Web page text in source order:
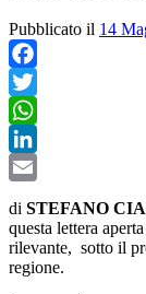
Pubblicato il 14
Facebook
Twitter
WhatsApp
LinkedIn
di STEFANO
questa lettera
rilevante, sotto il
regione.